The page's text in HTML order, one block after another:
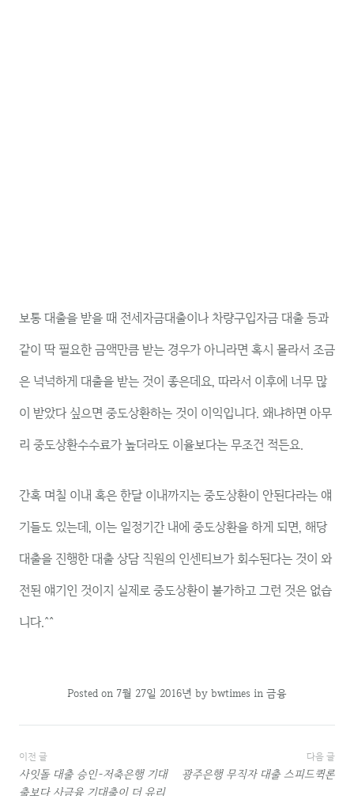
보통 대출을 받을 때 전세자금대출이나 차량구입자금 대출 등과
같이 딱 필요한 금액만큼 받는 경우가 아니라면 혹시 몰라서 조금
은 넉넉하게 대출을 받는 것이 좋은데요, 따라서 이후에 너무 많
이 받았다 싶으면 중도상환하는 것이 이익입니다. 왜냐하면 아무
리 중도상환수수료가 높더라도 이율보다는 무조건 적든요.
간혹 며칠 이내 혹은 한달 이내까지는 중도상환이 안된다라는 얘
기들도 있는데, 이는 일정기간 내에 중도상환을 하게 되면, 해당
대출을 진행한 대출 상담 직원의 인센티브가 회수된다는 것이 와
전된 얘기인 것이지 실제로 중도상환이 불가하고 그런 것은 없습
니다.^^
Posted on 7월 27일 2016년 by bwtimes in 금융
글
이전 글
사잇돌 대출 승인-저축은행 기대
출보다 사금융 기대출이 더 유리
다음 글
광주은행 무직자 대출 스피드퀵론